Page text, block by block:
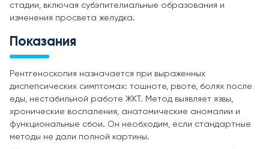
стадии, включая субэпителиальные образования и
изменения просвета желудка.
Показания
Рентгеноскопия назначается при выраженных
диспепсических симптомах: тошноте, рвоте, болях после
еды, нестабильной работе ЖКТ. Метод выявляет язвы,
хронические воспаления, анатомические аномалии и
функциональные сбои. Он необходим, если стандартные
методы не дали полной картины.